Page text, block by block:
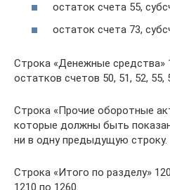
остаток счета 55,
остаток счета 73,
Строка «Денежные средства»
остатков счетов 50, 51, 52, 55,
Строка «Прочие оборотные
которые должны быть
ни в одну предыдущую строку.
Строка «Итого по разделу»
1210 по 1260.